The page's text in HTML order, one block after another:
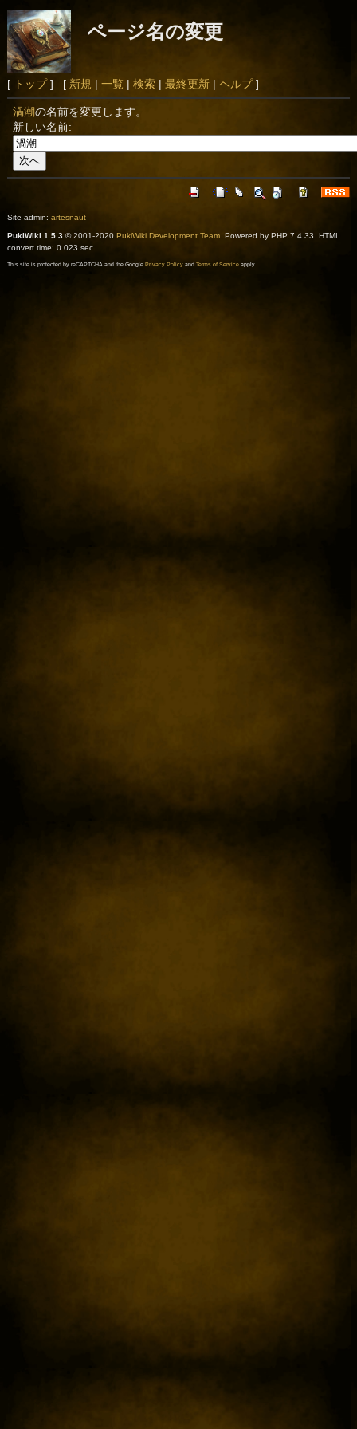
ページ名の変更
[ トップ] [ 新規 | 一覧 | 検索| 最終更新| ヘルプ]
渦潮の名前を変更します。
新しい名前:
Site admin: artesnaut
PukiWiki 1.5.3© 2001-2020 PukiWiki Development Team. Powered by PHP 7.4.33. HTML
convert time: 0.023 sec.
This site is protected by reCAPTCHA and the Google Privacy Policyand Terms of Serviceapply.